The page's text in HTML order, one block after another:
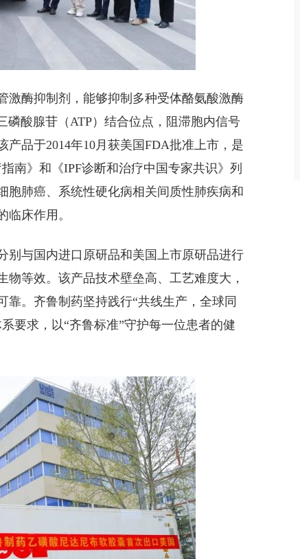
激酶抑制剂，能够抑制多种受体酪氨酸激酶
磷酸腺苷（ATP）结合位点，阻滞胞内信号
品于2014年10月获美国FDA批准上市，是
南》和《IPF诊断和治疗中国专家共识》列
胞肺癌、系统性硬化病相关间质性肺疾病和
床作用。
别与国内进口原研品和美国上市原研品进行
等效。该产品技术壁垒高、工艺难度大，
。齐鲁制药坚持践行“共线生产，全球同
要求，以“齐鲁标准”守护每一位患者的健